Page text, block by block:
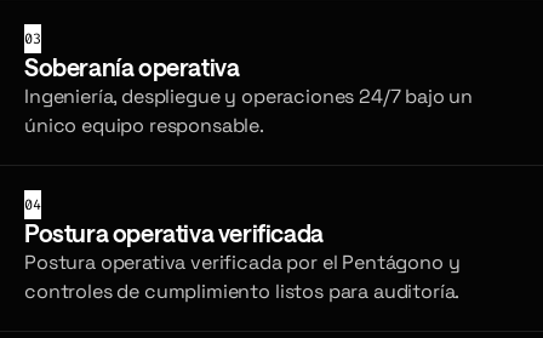
03
Soberanía operativa
Ingeniería, despliegue y operaciones 24/7 bajo un
único equipo responsable.
04
Postura operativa verificada
Postura operativa verificada por el Pentágono y
controles de cumplimiento listos para auditoría.